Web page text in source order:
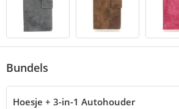
Bundels
Hoesje + 3-in-1 Autohouder